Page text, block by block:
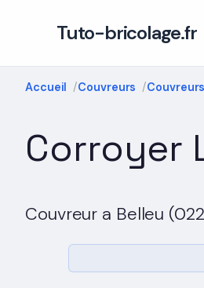
Tuto-bricolage.fr
Accueil Couvreurs
Corroyer
Couvreur a Belleu